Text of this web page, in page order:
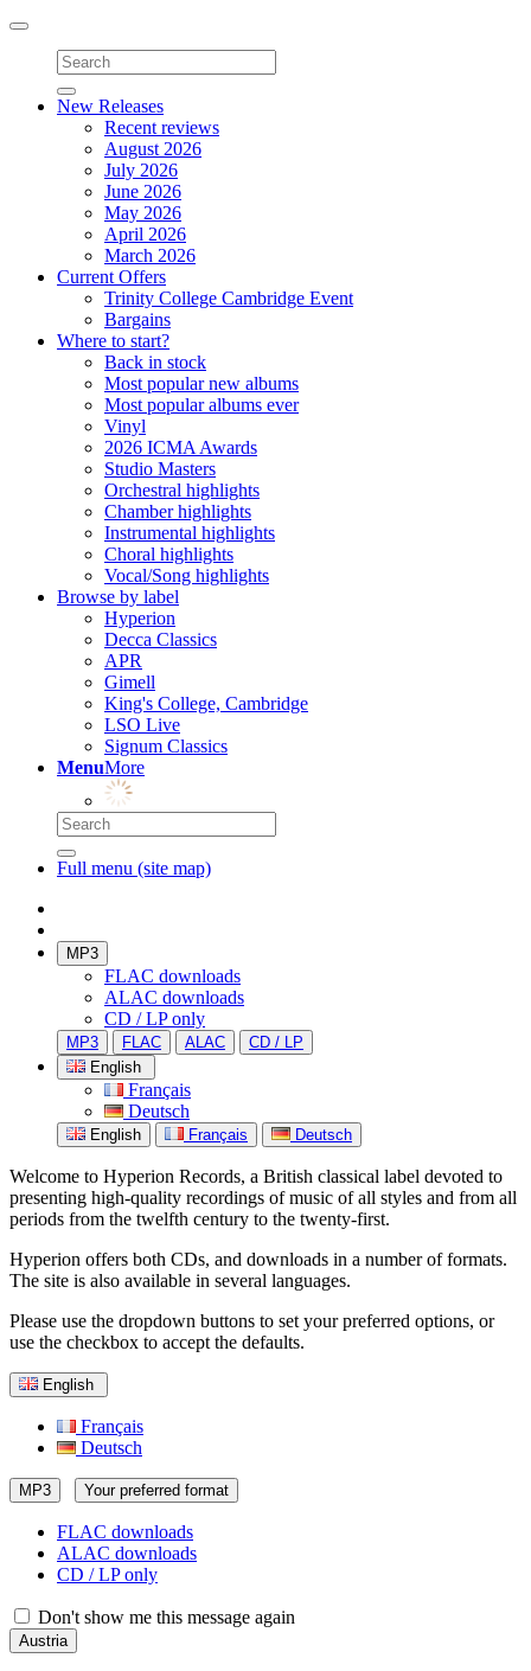
Toggle
navigation
New Releases
Recent reviews
August 2026
July 2026
June 2026
May 2026
April 2026
March 2026
Current Offers
Trinity College Cambridge Event
Bargains
Where to start?
Back in stock
Most popular new albums
Most popular albums ever
Vinyl
2026 ICMA Awards
Studio Masters
Orchestral highlights
Chamber highlights
Instrumental highlights
Choral highlights
Vocal/Song highlights
Browse by label
Hyperion
Decca Classics
APR
Gimell
King's College, Cambridge
LSO Live
Signum Classics
MenuMore
Full menu (site map)
MP3
FLAC downloads
ALAC downloads
CD / LP only
MP3 FLAC ALAC
CD / LP
English
Français
Deutsch
English Français Deutsch
Welcome to Hyperion Records, a British classical label devoted to
presenting high-quality recordings of music of all styles and from all
periods from the twelfth century to the twenty-first.
Hyperion offers both CDs, and downloads in a number of formats.
The site is also available in several languages.
Please use the dropdown buttons to set your preferred options, or
use the checkbox to accept the defaults.
English
Français
Deutsch
MP3 Your preferred format
FLAC downloads
ALAC downloads
CD / LP only
Don't show me this message again
Austria